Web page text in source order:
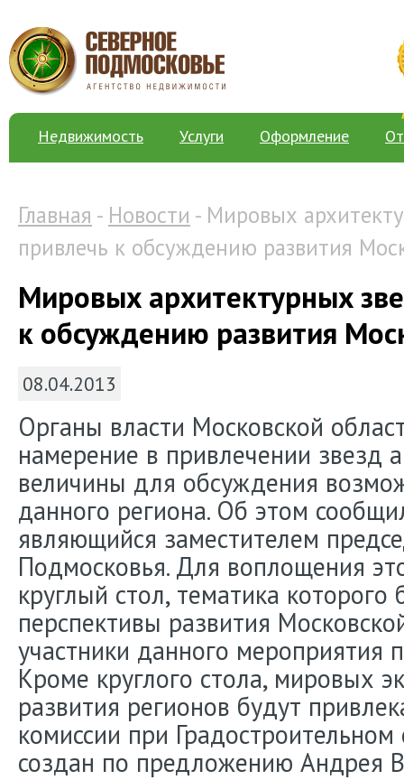
Недвижимость Услуги Оформление
Главная - Новости - Мировых
привлечь к обсуждению развития
Мировых архитектурных
к обсуждению развития
08.04.2013
Органы власти Московской
намерение в привлечении звезд
величины для обсуждения
данного региона. Об этом
являющийся заместителем
Подмосковья. Для воплощения
круглый стол, тематика
перспективы развития
участники данного мероприятия
Кроме круглого стола, мировых
развития регионов будут
комиссии при
создан по предложению Андрея